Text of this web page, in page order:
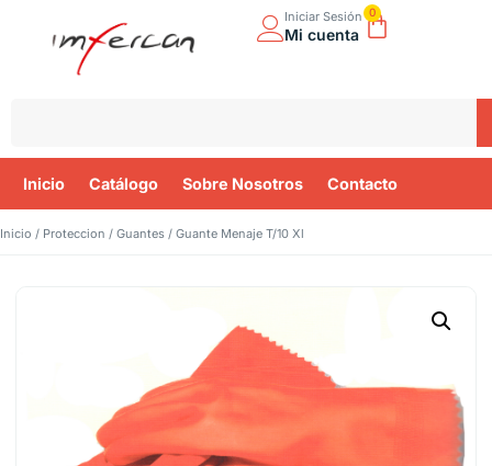
Iniciar Sesión
Mi cuenta
0
Inicio Catálogo Sobre Nosotros Contacto
Inicio / Proteccion / Guantes / Guante Menaje T/10 Xl